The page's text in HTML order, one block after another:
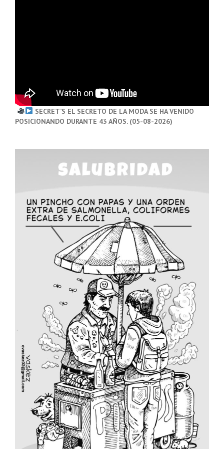
SECRET’S EL SECRETO DE LA MODA SE HA VENIDO
POSICIONANDO DURANTE 43 AÑOS. (05-08-2026)